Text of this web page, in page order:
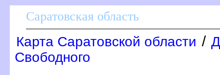
Саратовская область
Карта Саратовской области /
Свободного